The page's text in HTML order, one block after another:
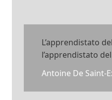
L’apprendistato
l’apprendistato
Antoine De Saint-